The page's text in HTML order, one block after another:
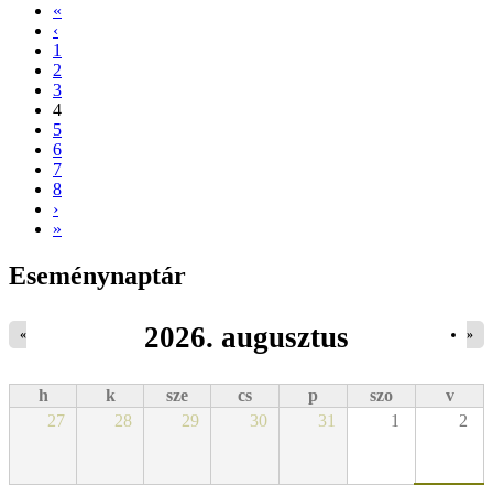
«
‹
1
2
3
4
5
6
7
8
›
»
Eseménynaptár
2026. augusztus
« »
h k sze cs p szo
v
27
28 29 30 31 1 2